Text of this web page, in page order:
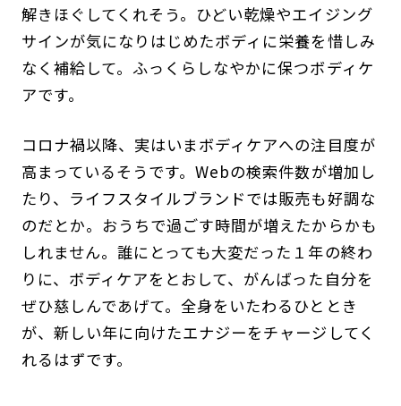
解きほぐしてくれそう。ひどい乾燥やエイジング
サインが気になりはじめたボディに栄養を惜しみ
なく補給して。ふっくらしなやかに保つボディケ
アです。
コロナ禍以降、実はいまボディケアへの注目度が
高まっているそうです。Webの検索件数が増加し
たり、ライフスタイルブランドでは販売も好調な
のだとか。おうちで過ごす時間が増えたからかも
しれません。誰にとっても大変だった１年の終わ
りに、ボディケアをとおして、がんばった自分を
ぜひ慈しんであげて。全身をいたわるひととき
が、新しい年に向けたエナジーをチャージしてく
れるはずです。